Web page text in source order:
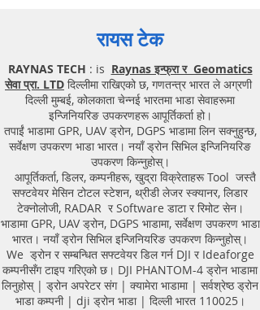
रायस टेक
RAYNAS TECH : is Raynas इन्फ्रा र Geomatics
सेवा प्रा. LTD दिल्लीमा राखिएको छ, गणतन्त्र भारत ले अग्रणी
दिल्ली मुम्बई, कोलकाता चेन्नई भारतमा भाडा सेवाहरूमा
इन्जिनियरिङ उपकरणहरू आपूर्तिकर्ता हो।
तपाईं भाडामा GPR, UAV ड्रोन, DGPS भाडामा लिन सक्नुहुन्छ,
सर्वेक्षण उपकरण भाडा भारत। नयाँ ड्रोन सिभिल इन्जिनियरिङ
उपकरण किन्नुहोस्।
आपूर्तिकर्ता, डिलर, कम्पनीहरू, खुद्रा विक्रेताहरू Tool जस्तै
सफ्टवेयर मेसिन टोटल स्टेशन, थ्रीडी लेजर स्क्यानर, लिडार
टेक्नोलोजी, RADAR र Software डाटा र रिमोट सेन।
भाडामा GPR, UAV ड्रोन, DGPS भाडामा, सर्वेक्षण उपकरण भाडा
भारत। नयाँ ड्रोन सिभिल इन्जिनियरिङ उपकरण किन्नुहोस्।
We ड्रोन र सम्बन्धित सफ्टवेयर डिल गर्न DJI र Ideaforge
कम्पनीसँग टाइप गरिएको छ। DJI PHANTOM-4 ड्रोन भाडामा
लिनुहोस् | ड्रोन अपरेटर संग | क्यामेरा भाडामा | सर्वश्रेष्ठ ड्रोन
भाडा कम्पनी | dji ड्रोन भाडा | दिल्ली भारत 110025।